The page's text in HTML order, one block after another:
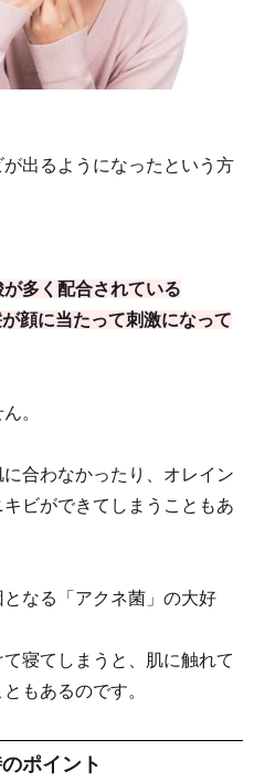
出るようになったという方
多く配合されている
顔に当たって刺激になって
。
合わなかったり、オレイン
ビができてしまうこともあ
なる「アクネ菌」の大好
寝てしまうと、肌に触れて
もあるのです。
ポイント